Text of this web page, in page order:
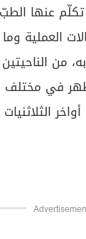
عنها
العملية
من
في مختلف